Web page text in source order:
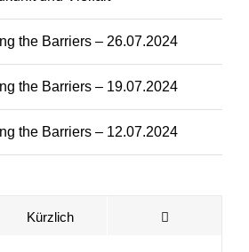
the Barriers – 26.07.2024
the Barriers – 19.07.2024
the Barriers – 12.07.2024
Kürzlich Kommentare